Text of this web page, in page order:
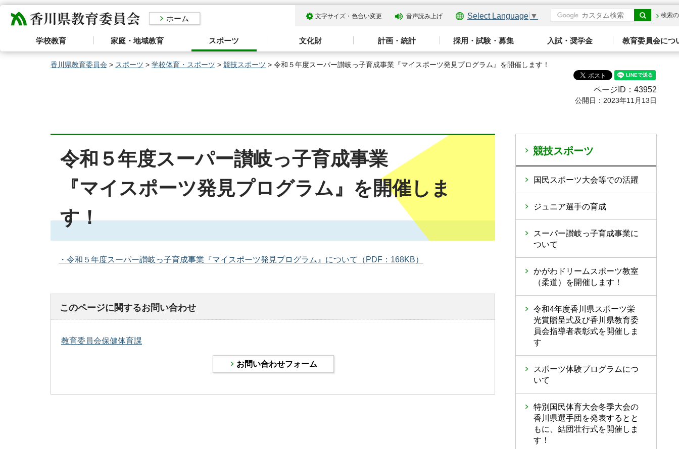
香川県教育委員会 ホーム 文字サイズ・色合い変更 音声読み上げ Select Language ▼ 検索
学校教育 家庭・地域教育 スポーツ 文化財 計画・統計 採用・試験・募集 入試・奨学金 教育委員会につ
香川県教育委員会 > スポーツ > 学校体育・スポーツ > 競技スポーツ > 令和５年度スーパー讃岐っ子育成事業『マイスポーツ発見プログラム』を開催します！
ページID：43952
公開日：2023年11月13日
令和５年度スーパー讃岐っ子育成事業
『マイスポーツ発見プログラム』を開催しま
す！
・令和５年度スーパー讃岐っ子育成事業『マイスポーツ発見プログラム』について（PDF：168KB）
このページに関するお問い合わせ
教育委員会保健体育課
競技スポーツ
国民スポーツ大会等での活躍
ジュニア選手の育成
スーパー讃岐っ子育成事業に
ついて
かがわドリームスポーツ教室
（柔道）を開催します！
令和4年度香川県スポーツ栄
光賞贈呈式及び香川県教育委
員会指導者表彰式を開催しま
す
スポーツ体験プログラムにつ
いて
特別国民体育大会冬季大会の
香川県選手団を発表するとと
もに、結団壮行式を開催しま
す！